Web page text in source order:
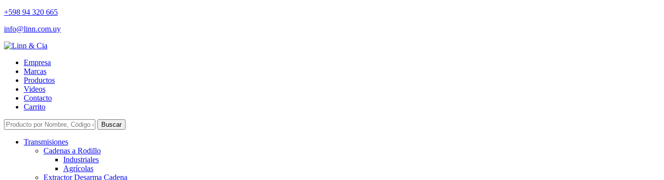
+598 94 320 665
info@linn.com.uy
Empresa
Marcas
Productos
Videos
Contacto
Carrito
Buscar
Transmisiones
Cadenas a Rodillo
Industriales
Agrícolas
Extractor Desarma Cadena